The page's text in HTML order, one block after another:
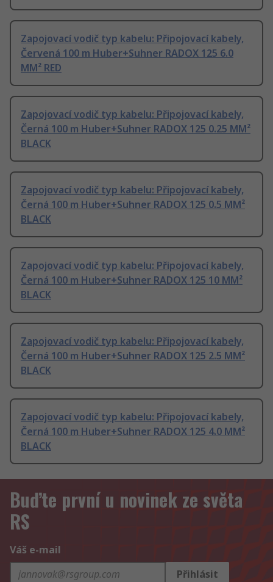
Zapojovací vodič typ kabelu: Připojovací kabely,
Červená 100 m Huber+Suhner RADOX 125 6.0
MM² RED
Zapojovací vodič typ kabelu: Připojovací kabely,
Černá 100 m Huber+Suhner RADOX 125 0.25 MM²
BLACK
Zapojovací vodič typ kabelu: Připojovací kabely,
Černá 100 m Huber+Suhner RADOX 125 0.5 MM²
BLACK
Zapojovací vodič typ kabelu: Připojovací kabely,
Černá 100 m Huber+Suhner RADOX 125 10 MM²
BLACK
Zapojovací vodič typ kabelu: Připojovací kabely,
Černá 100 m Huber+Suhner RADOX 125 2.5 MM²
BLACK
Zapojovací vodič typ kabelu: Připojovací kabely,
Černá 100 m Huber+Suhner RADOX 125 4.0 MM²
BLACK
Buďte první u novinek ze světa
RS
Váš e-mail
Přihlásit